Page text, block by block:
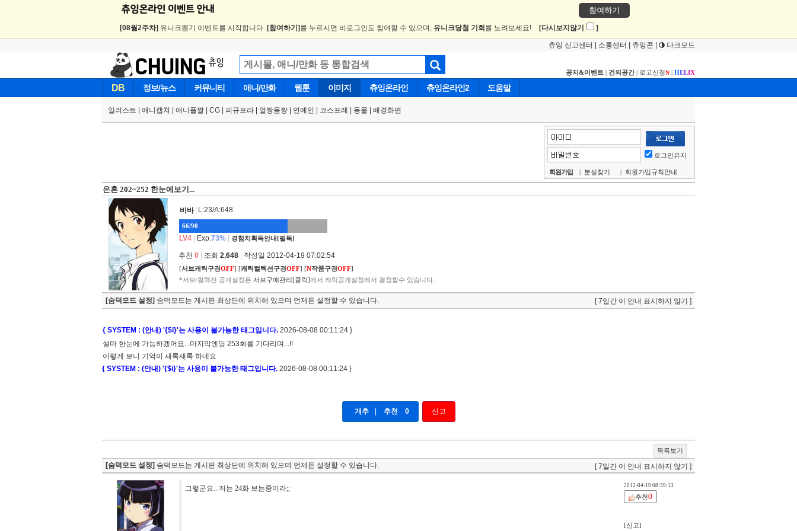
참여하기
[08월2주차] 유니크뽑기 이벤트를 시작합니다. [참여하기] 를 누르시면 비로그인도 참여할 수 있으며, 유니크당첨 기회 를 노려보세요! [다시보지않기 ]
츄잉 신고센터 소통센터 츄잉콘 다크모드
공지&이벤트 | 건의공간| 로고신청N | HELIX
DB 정보/뉴스 커뮤니티 애니/만화 웹툰 이미지 츄잉온라인 츄잉온라인2 도움말
일러스트 애니캡쳐 애니플짤 CG 피규프라 얼짱몸짱 연예인 코스프레 동물 배경화면
로그인유지
회원가입 | 분실찾기 | 회원가입규칙안내
은혼 202~252 한눈에보기...
비바 L:23/A:648
66/90
LV4 Exp.73% 경험치획득안내[필독]
추천 0 조회 2,648 작성일 2012-04-19 07:02:54
[서브캐릭구경OFF] [캐릭컬렉션구경OFF] [N작품구경OFF]
*서브/컬렉션 공개설정은 서브구매관리[클릭]에서 캐릭공개설정에서 결정할수 있습니다.
[숨덕모드 설정] 숨덕모드는 게시판 최상단에 위치해 있으며 언제든 설정할 수 있습니다. [ 7일간 이 안내 표시하지 않기 ]
{ SYSTEM : (안내) '{$i}'는 사용이 불가능한 태그입니다. 2026-08-08 00:11:24 }
설마 한눈에 가능하겠어요...마지막엔딩 253화를 기다리며...!!
이렇게 보니 기억이 새록새록 하네요
{ SYSTEM : (안내) '{$i}'는 사용이 불가능한 태그입니다. 2026-08-08 00:11:24 }
개추 추천 0 신고
목록보기
[숨덕모드 설정] 숨덕모드는 게시판 최상단에 위치해 있으며 언제든 설정할 수 있습니다. [ 7일간 이 안내 표시하지 않기 ]
그렇군요.. 저는 24화 보는중이라;; 2012-04-19 08:39:13
추천0
[신고]